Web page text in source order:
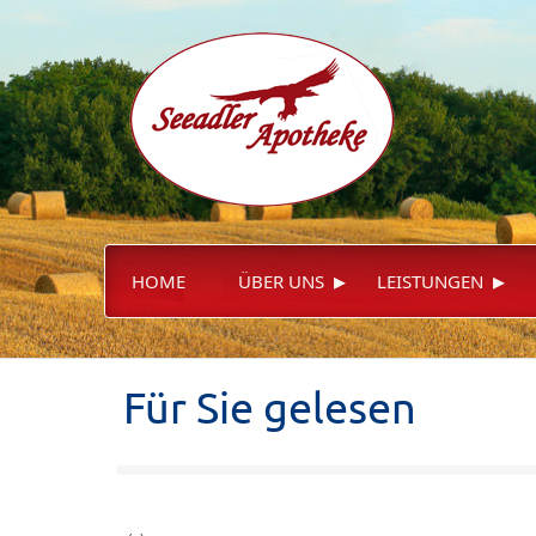
HOME ÜBER UNS ▸ LEISTUNGEN ▸
Für Sie gelesen